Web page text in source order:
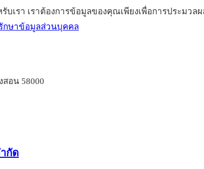
เรา เราต้องการข้อมูลของคุณเพียงเพื่อการประมว
กษาข้อมูลส่วนบุคคล
สอน 58000
กัด